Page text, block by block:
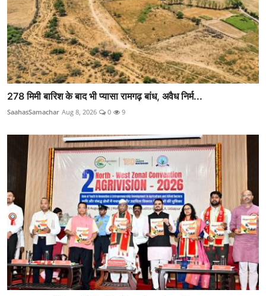
278 मिमी बारिश के बाद भी प्यासा रामगढ़ बांध, अवैध निर्म...
SaahasSamachar Aug 8, 2026 0 9